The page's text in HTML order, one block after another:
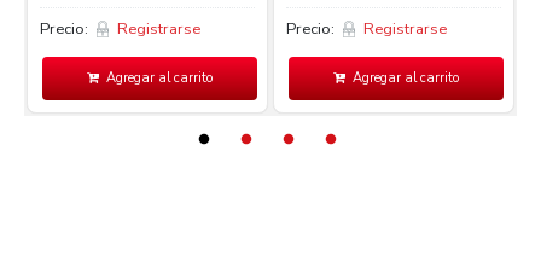
Precio: Registrarse
Agregar al carrito
Precio: Registrarse
Agregar al carrito